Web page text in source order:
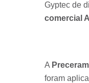
Gyptec de
comercial
A Preceram
foram